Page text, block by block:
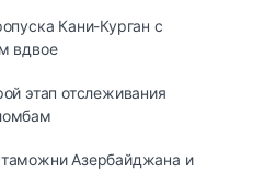
Кани-Курган с
вдвое
этап отслеживания
Азербайджана и